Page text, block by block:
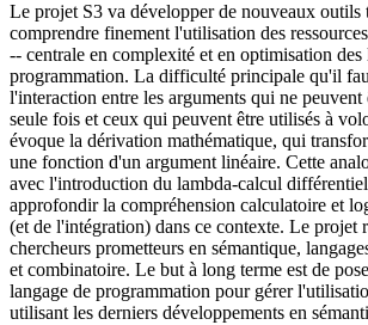
Le projet S3 va développer de nouveaux outils
comprendre finement l'utilisation des
-- centrale en complexité et en optimisation des
programmation. La difficulté principale qu'il
l'interaction entre les arguments qui ne peuvent
seule fois et ceux qui peuvent être utilisés à
évoque la dérivation mathématique, qui
une fonction d'un argument linéaire. Cette
avec l'introduction du lambda-calcul
approfondir la compréhension calculatoire et
(et de l'intégration) dans ce contexte. Le projet
chercheurs prometteurs en sémantique,
et combinatoire. Le but à long terme est de
langage de programmation pour gérer
utilisant les derniers développements en